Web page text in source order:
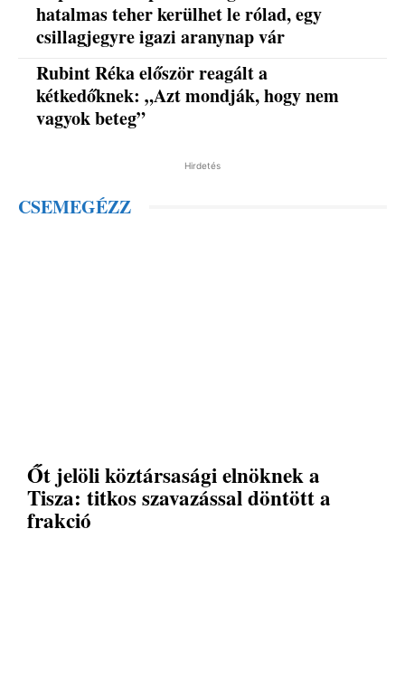
hatalmas teher kerülhet le rólad, egy
csillagjegyre igazi aranynap vár
Rubint Réka először reagált a
kétkedőknek: „Azt mondják, hogy nem
vagyok beteg”
Hirdetés
CSEMEGÉZZ
Őt jelöli köztársasági elnöknek a
Tisza: titkos szavazással döntött a
frakció